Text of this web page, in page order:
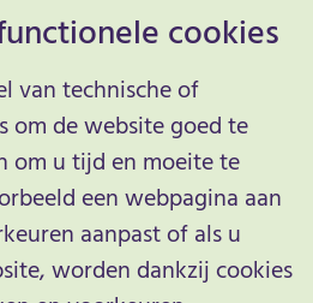
cookies
van technische of
om de website goed te
om u tijd en moeite te
een webpagina aan
aanpast of als u
worden dankzij cookies